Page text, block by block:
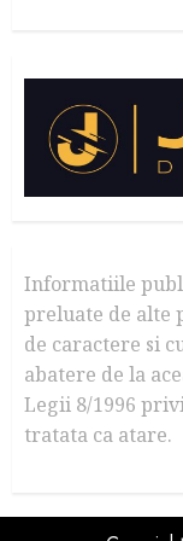
Informatiile
preluate de alte
de caractere si
abatere de la
Legii 8/1996
tratata ca atare.